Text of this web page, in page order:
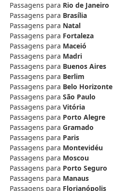
Passagens para Rio de Janeiro
Passagens para Brasília
Passagens para Natal
Passagens para Fortaleza
Passagens para Maceió
Passagens para Madri
Passagens para Buenos Aires
Passagens para Berlim
Passagens para Belo Horizonte
Passagens para São Paulo
Passagens para Vitória
Passagens para Porto Alegre
Passagens para Gramado
Passagens para Paris
Passagens para Montevidéu
Passagens para Moscou
Passagens para Porto Seguro
Passagens para Manaus
Passagens para Florianópolis